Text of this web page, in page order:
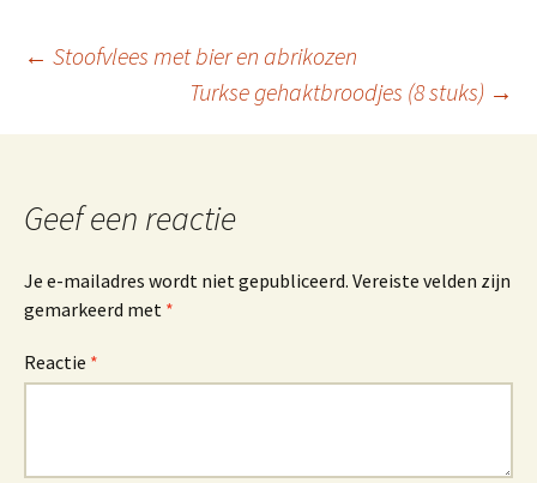
Berichtnavigatie
← Stoofvlees met bier en abrikozen
Turkse gehaktbroodjes (8 stuks) →
Geef een reactie
Je e-mailadres wordt niet gepubliceerd. Vereiste velden zijn
gemarkeerd met *
Reactie *